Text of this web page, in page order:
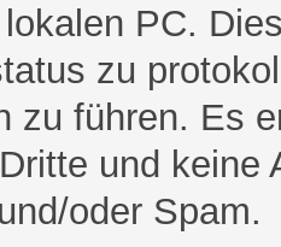
PC.
zu
zu führen. Es
und keine
oder Spam.